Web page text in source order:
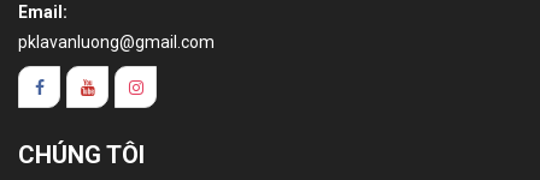
Email:
pklavanluong@gmail.com
CHÚNG TÔI